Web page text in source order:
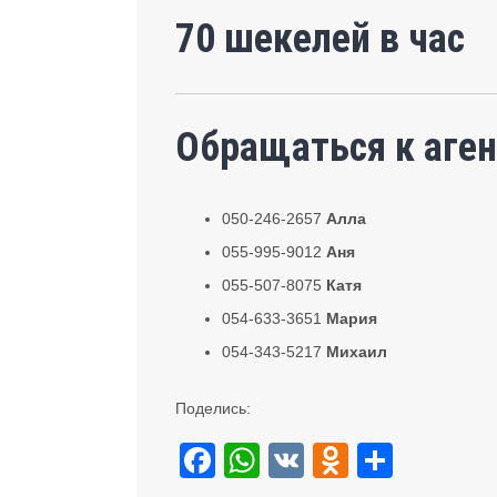
70 шекелей в час
Обращаться к
050-246-2657 Алла
055-995-9012 Аня
055-507-8075 Катя
054-633-3651 Мария
054-343-5217 Михаил
Поделись:
F
W
V
O